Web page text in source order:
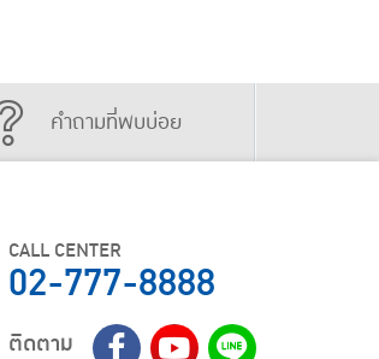
คำถามที่พบบ่อย
CALL CENTER
02-777-8888
ติดตาม